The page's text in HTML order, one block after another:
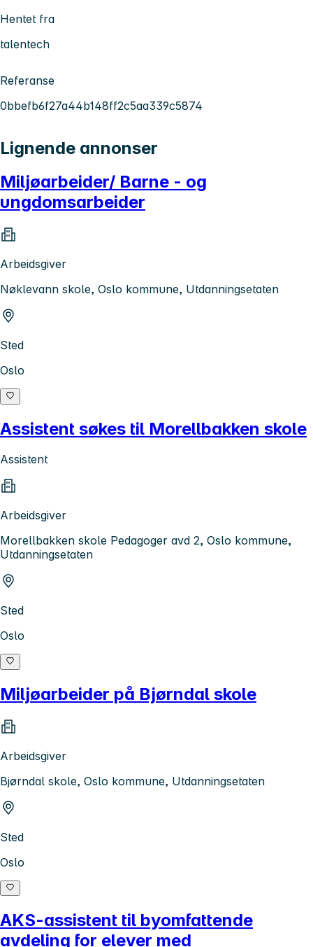
Hentet fra
talentech
Referanse
0bbefb6f27a44b148ff2c5aa339c5874
Lignende annonser
Miljøarbeider/ Barne - og
ungdomsarbeider
Arbeidsgiver
Nøklevann skole, Oslo kommune, Utdanningsetaten
Sted
Oslo
Assistent søkes til Morellbakken skole
Assistent
Arbeidsgiver
Morellbakken skole Pedagoger avd 2, Oslo kommune,
Utdanningsetaten
Sted
Oslo
Miljøarbeider på Bjørndal skole
Arbeidsgiver
Bjørndal skole, Oslo kommune, Utdanningsetaten
Sted
Oslo
AKS-assistent til byomfattende
avdeling for elever med